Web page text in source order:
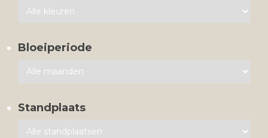
Bloeiperiode
Standplaats